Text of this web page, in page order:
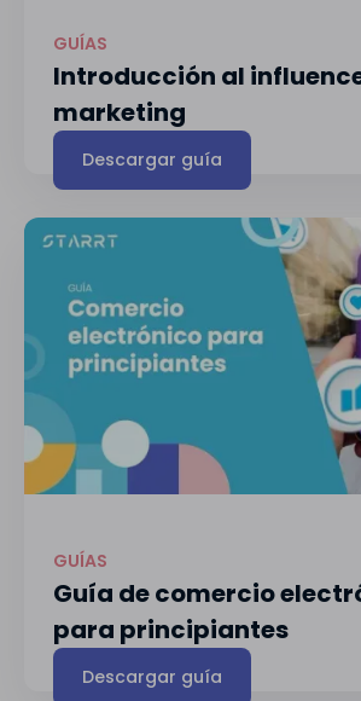
GUÍAS
Introducción al
marketing
Descargar guía
GUÍAS
Guía de comercio
para principiantes
Descargar guía